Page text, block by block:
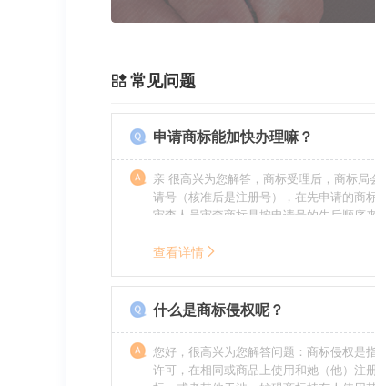
常见问题
申请商标能加快办理嘛？
亲 很高兴为您解答，商标受理后，商标局
请号（核准后是注册号），在先申请的商
审查人员审查商标是按申请号的先后顺序
特殊情况（受理案件需要，被异议等），
前。
查看详情
什么是商标侵权呢？
您好，很高兴为您解答问题：商标侵权是
许可，在相同或商品上使用和她（他）注